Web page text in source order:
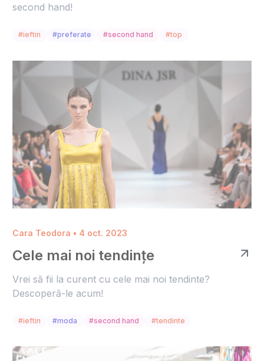
second hand!
#ieftin #preferate #second hand #top
Cara Teodora • 4 oct. 2023
Cele mai noi tendințe
Vrei să fii la curent cu cele mai noi tendinte?
Descoperă-le acum!
#ieftin #moda #second hand #tendinte